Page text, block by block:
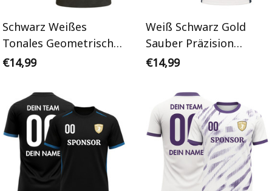
Schwarz Weißes
Tonales Geometrisches
Geschwindigkeitsmust
Handballtrikot
€14,99
Weiß Schwarz Gold
Sauber Präzision
Personalisiertes
€14,99